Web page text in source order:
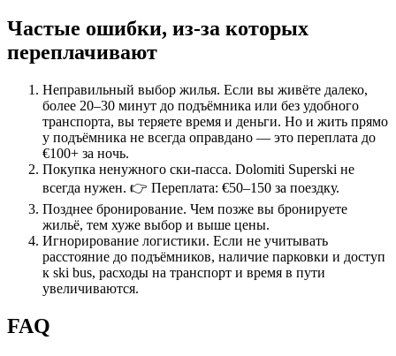
Частые ошибки, из-за которых
переплачивают
Неправильный выбор жилья. Если вы живёте далеко,
более 20–30 минут до подъёмника или без удобного
транспорта, вы теряете время и деньги. Но и жить прямо
у подъёмника не всегда оправдано — это переплата до
€100+ за ночь.
Покупка ненужного ски-пасса. Dolomiti Superski не
всегда нужен. 👉 Переплата: €50–150 за поездку.
Позднее бронирование. Чем позже вы бронируете
жильё, тем хуже выбор и выше цены.
Игнорирование логистики. Если не учитывать
расстояние до подъёмников, наличие парковки и доступ
к ski bus, расходы на транспорт и время в пути
увеличиваются.
FAQ